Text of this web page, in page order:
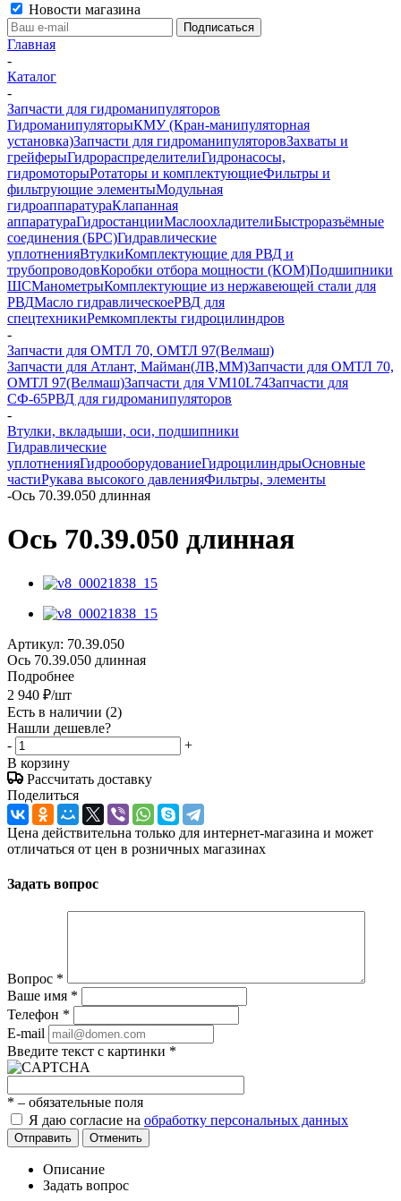
Новости магазина
Главная
-
Каталог
-
Запчасти для гидроманипуляторов
ГидроманипуляторыКМУ (Кран-манипуляторная
установка)Запчасти для гидроманипуляторовЗахваты и
грейферыГидрораспределителиГидронасосы,
гидромоторыРотаторы и комплектующиеФильтры и
фильтрующие элементыМодульная
гидроаппаратураКлапанная
аппаратураГидростанцииМаслоохладителиБыстроразъёмные
соединения (БРС)Гидравлические
уплотненияВтулкиКомплектующие для РВД и
трубопроводовКоробки отбора мощности (КОМ)Подшипники
ШСМанометрыКомплектующие из нержавеющей стали для
РВДМасло гидравлическоеРВД для
спецтехникиРемкомплекты гидроцилиндров
-
Запчасти для ОМТЛ 70, ОМТЛ 97(Велмаш)
Запчасти для Атлант, Майман(ЛВ,ММ)Запчасти для ОМТЛ 70,
ОМТЛ 97(Велмаш)Запчасти для VM10L74Запчасти для
СФ-65РВД для гидроманипуляторов
-
Втулки, вкладыши, оси, подшипники
Гидравлические
уплотненияГидрооборудованиеГидроцилиндрыОсновные
частиРукава высокого давленияФильтры, элементы
-Ось 70.39.050 длинная
Ось 70.39.050 длинная
Артикул: 70.39.050
Ось 70.39.050 длинная
Подробнее
2 940 ₽/шт
Есть в наличии (2)
Нашли дешевле?
-
+
В корзину
Рассчитать доставку
Поделиться
Цена действительна только для интернет-магазина и может
отличаться от цен в розничных магазинах
Задать вопрос
Вопрос *
Ваше имя *
Телефон *
E-mail
Введите текст с картинки *
* – обязательные поля
Я даю согласие на обработку персональных данных
Отправить Отменить
Описание
Задать вопрос